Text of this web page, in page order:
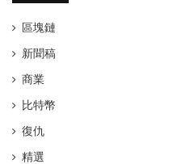
區塊鏈
新聞稿
商業
比特幣
復仇
精選